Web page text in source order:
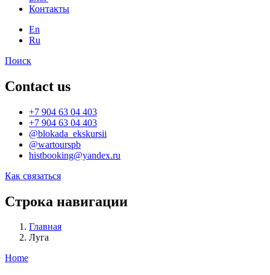
Контакты
En
Ru
Поиск
Contact us
+7 904 63 04 403
+7 904 63 04 403
@blokada_ekskursii
@wartourspb
histbooking@yandex.ru
Как связаться
Строка навигации
Главная
Луга
Home